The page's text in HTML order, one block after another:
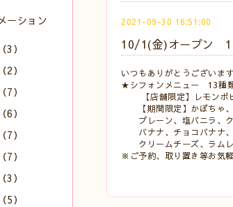
2021-09-30 16:51:00
10/1(金)オープン
いつもありがとうございます
★シフォンメニュー 13種
【店舗限定】レモンポ
【期間限定】かぼちゃ
プレーン、塩バニラ、ク
バナナ、チョコバナナ、
クリームチーズ、ラムレ
※ご予約、取り置き等お気
ーション
）
）
）
）
）
）
）
）